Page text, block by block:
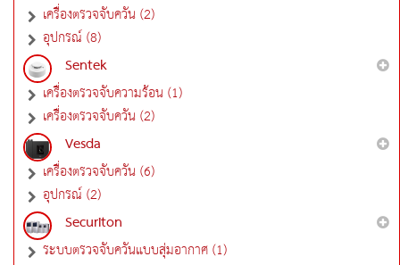
เครื่องตรวจจับควัน (2)
อุปกรณ์ (8)
Sentek
เครื่องตรวจจับความร้อน (1)
เครื่องตรวจจับควัน (2)
Vesda
เครื่องตรวจจับควัน (6)
อุปกรณ์ (2)
Securiton
ระบบตรวจจับควันแบบสุ่มอากาศ (1)